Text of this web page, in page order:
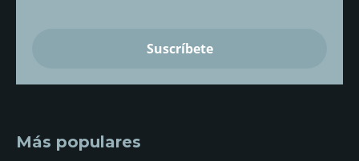
Más populares